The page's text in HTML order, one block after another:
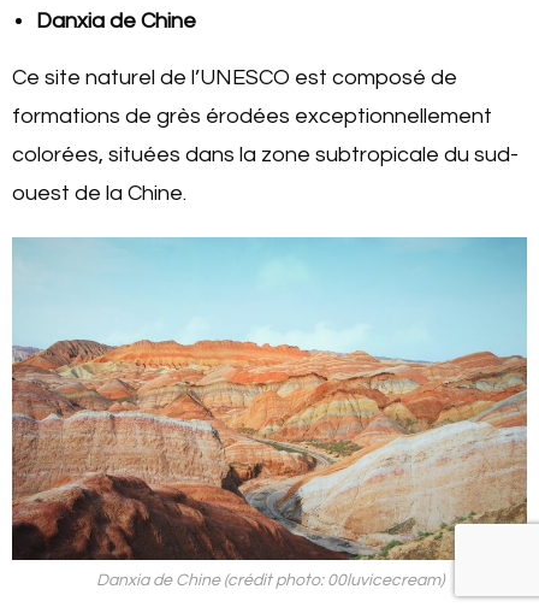
Danxia de Chine
Ce site naturel de l’UNESCO est composé de
formations de grès érodées exceptionnellement
colorées, situées dans la zone subtropicale du sud-
ouest de la Chine.
Danxia de Chine (crédit photo: 00luvicecream)